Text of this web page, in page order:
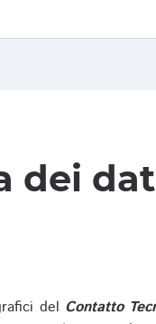
dei
del Contatto